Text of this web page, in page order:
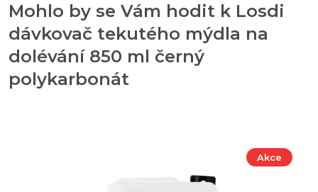
Mohlo by se Vám hodit k Losdi
dávkovač tekutého mýdla na
dolévání 850 ml černý
polykarbonát
Akce